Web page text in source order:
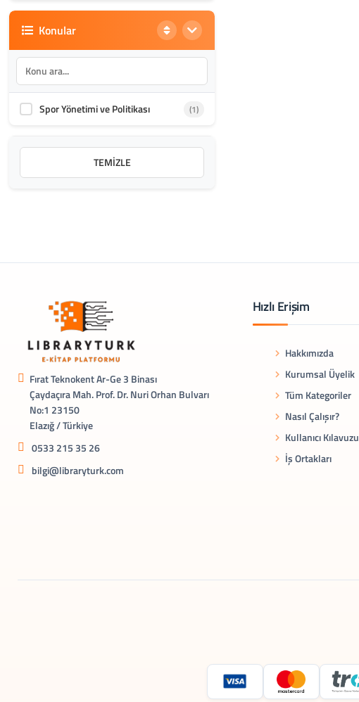
Konular
Spor Yönetimi ve Politikası (1)
TEMIZLE
Fırat Teknokent Ar-Ge 3 Binası
Çaydaçıra Mah. Prof. Dr. Nuri Orhan Bulvarı
No:1 23150
Elazığ / Türkiye
0533 215 35 26
bilgi@libraryturk.com
Hızlı Erişim
Hakkımızda
Kurumsal Üyelik
Tüm Kategoriler
Nasıl Çalışır?
Kullanıcı Kılavuzu
İş Ortakları